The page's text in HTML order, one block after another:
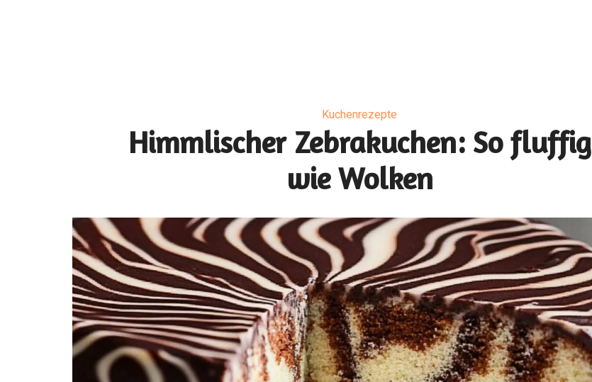
Kuchenrezepte
Himmlischer Zebrakuchen: So fluffig
wie Wolken